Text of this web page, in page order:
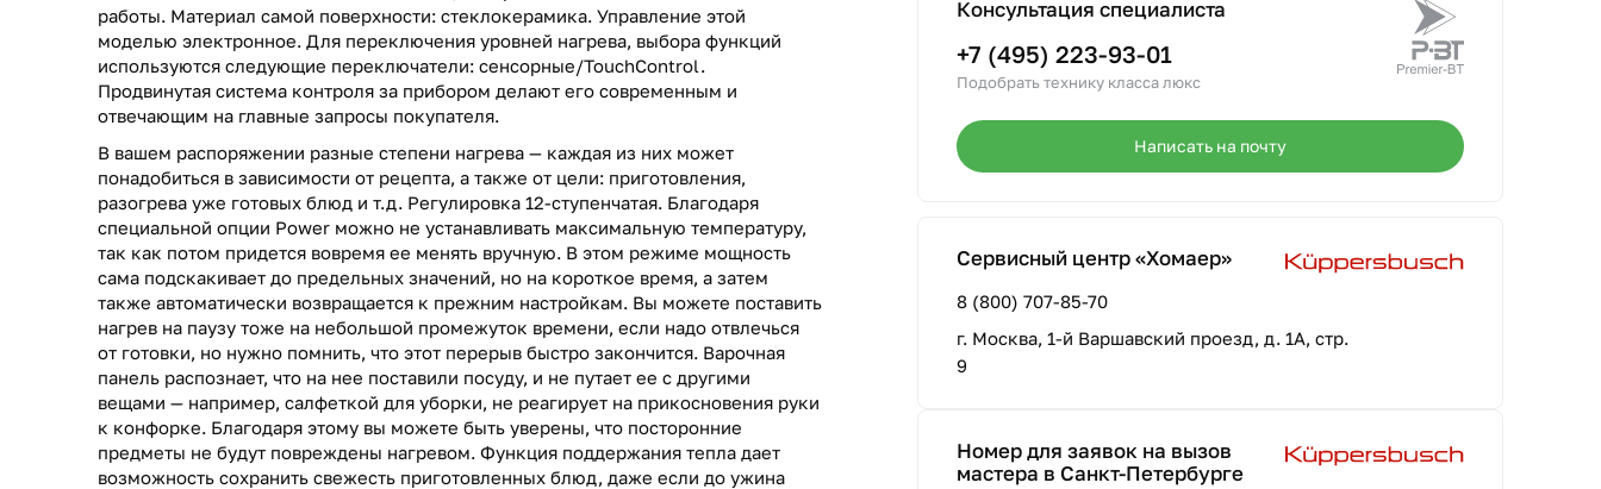
работы. Материал самой поверхности: стеклокерамика. Управление этой
моделью электронное. Для переключения уровней нагрева, выбора функций
используются следующие переключатели: сенсорные/TouchControl.
Продвинутая система контроля за прибором делают его современным и
отвечающим на главные запросы покупателя.
В вашем распоряжении разные степени нагрева — каждая из них может
понадобиться в зависимости от рецепта, а также от цели: приготовления,
разогрева уже готовых блюд и т.д. Регулировка 12-ступенчатая. Благодаря
специальной опции Power можно не устанавливать максимальную температуру,
так как потом придется вовремя ее менять вручную. В этом режиме мощность
сама подскакивает до предельных значений, но на короткое время, а затем
также автоматически возвращается к прежним настройкам. Вы можете поставить
нагрев на паузу тоже на небольшой промежуток времени, если надо отвлечься
от готовки, но нужно помнить, что этот перерыв быстро закончится. Варочная
панель распознает, что на нее поставили посуду, и не путает ее с другими
вещами — например, салфеткой для уборки, не реагирует на прикосновения руки
к конфорке. Благодаря этому вы можете быть уверены, что посторонние
предметы не будут повреждены нагревом. Функция поддержания тепла дает
возможность сохранить свежесть приготовленных блюд, даже если до ужина
Консультация специалиста
+7 (495) 223-93-01
Подобрать технику класса люкс
Написать на почту
Сервисный центр «Хомаер»
8 (800) 707-85-70
г. Москва, 1-й Варшавский проезд, д. 1А, стр.
9
Номер для заявок на вызов
мастера в Санкт-Петербурге